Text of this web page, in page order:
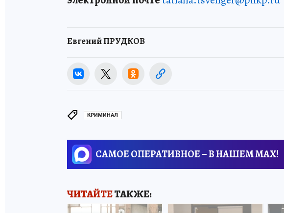
Евгений ПРУДКОВ
КРИМИНАЛ
САМОЕ ОПЕРАТИВНОЕ – В НАШЕМ MAX!
ЧИТАЙТЕТАКЖЕ: